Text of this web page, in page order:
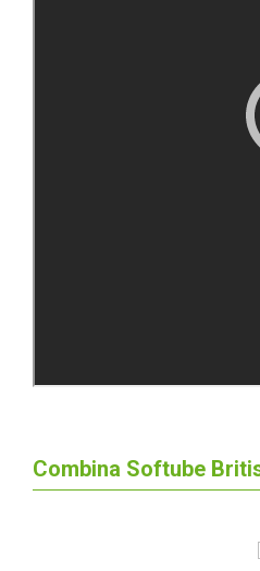
Combina Softube